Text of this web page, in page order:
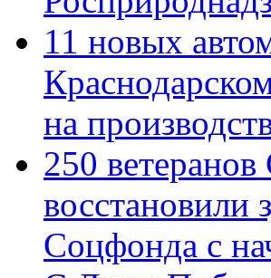
11 новых
на
250
восстановили
Соцфонда с